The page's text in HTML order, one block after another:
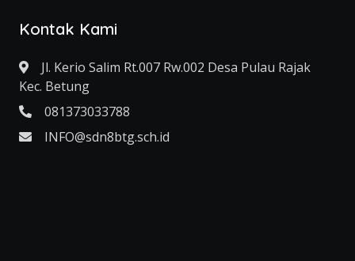
Kontak Kami
Jl. Kerio Salim Rt.007 Rw.002 Desa Pulau Rajak
Kec. Betung
081373033788
INFO@sdn8btg.sch.id